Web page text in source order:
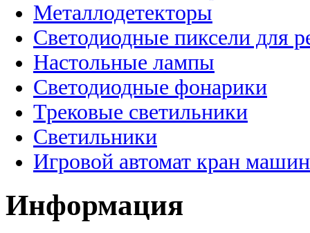
Металлодетекторы
Светодиодные пиксели для
Настольные лампы
Светодиодные фонарики
Трековые светильники
Светильники
Игровой автомат кран
Информация